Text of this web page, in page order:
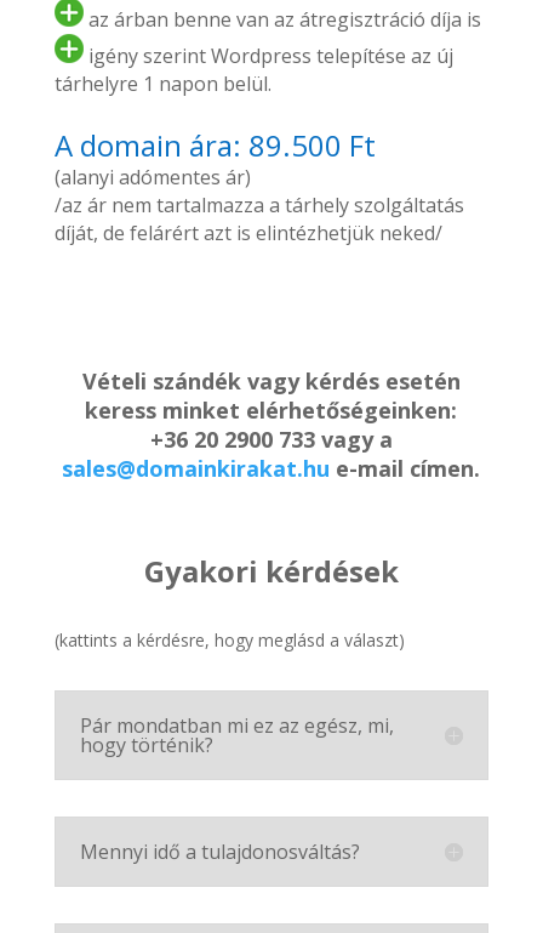
az árban benne van az átregisztráció díja is
igény szerint Wordpress telepítése az új
tárhelyre 1 napon belül.
A domain ára: 89.500 Ft
(alanyi adómentes ár)
/az ár nem tartalmazza a tárhely szolgáltatás
díját, de felárért azt is elintézhetjük neked/
Vételi szándék vagy kérdés esetén
keress minket elérhetőségeinken:
+36 20 2900 733 vagy a
sales@domainkirakat.hu e-mail címen.
Gyakori kérdések
(kattints a kérdésre, hogy meglásd a választ)
Pár mondatban mi ez az egész, mi,
hogy történik?
Mennyi idő a tulajdonosváltás?